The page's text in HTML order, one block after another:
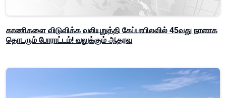
காணிகளை விடுவிக்க வலியுறுத்தி கேப்பாபிலவில் 45வது நாளாக
தொடரும் போராட்டம்! வலுக்கும் ஆதரவு